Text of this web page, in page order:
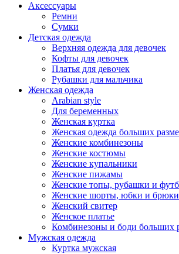
Аксессуары
Ремни
Сумки
Детская одежда
Верхняя одежда для девочек
Кофты для девочек
Платья для девочек
Рубашки для мальчика
Женская одежда
Arabian style
Для беременных
Женская куртка
Женская одежда больших
Женские комбинезоны
Женские костюмы
Женские купальники
Женские пижамы
Женские топы, рубашки и
Женские шорты, юбки и брюки
Женский свитер
Женское платье
Комбинезоны и боди больших
Мужская одежда
Куртка мужская